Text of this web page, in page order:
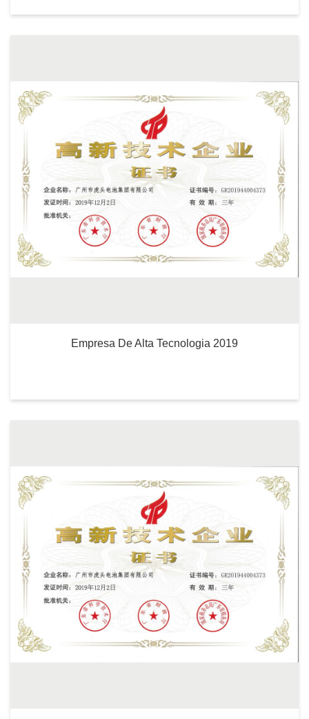
Empresa De Alta Tecnologia 2019